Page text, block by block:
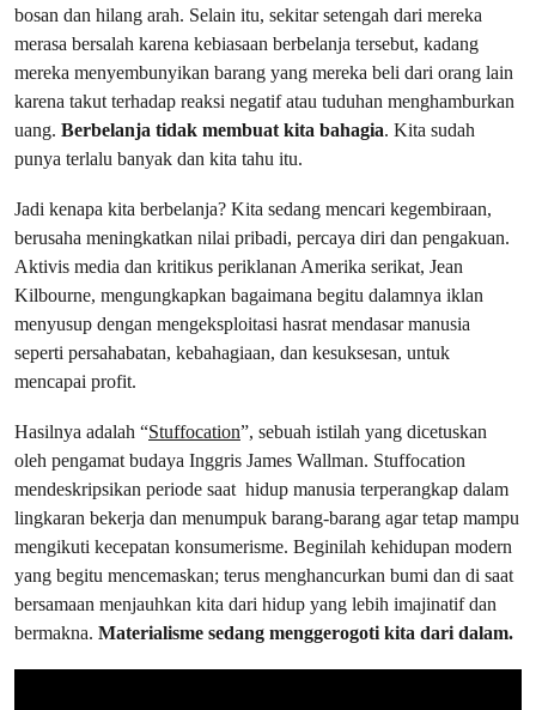
bosan dan hilang arah. Selain itu, sekitar setengah dari mereka
merasa bersalah karena kebiasaan berbelanja tersebut, kadang
mereka menyembunyikan barang yang mereka beli dari orang lain
karena takut terhadap reaksi negatif atau tuduhan menghamburkan
uang. Berbelanja tidak membuat kita bahagia. Kita sudah
punya terlalu banyak dan kita tahu itu.
Jadi kenapa kita berbelanja? Kita sedang mencari kegembiraan,
berusaha meningkatkan nilai pribadi, percaya diri dan pengakuan.
Aktivis media dan kritikus periklanan Amerika serikat, Jean
Kilbourne, mengungkapkan bagaimana begitu dalamnya iklan
menyusup dengan mengeksploitasi hasrat mendasar manusia
seperti persahabatan, kebahagiaan, dan kesuksesan, untuk
mencapai profit.
Hasilnya adalah “Stuffocation”, sebuah istilah yang dicetuskan
oleh pengamat budaya Inggris James Wallman. Stuffocation
mendeskripsikan periode saat hidup manusia terperangkap dalam
lingkaran bekerja dan menumpuk barang-barang agar tetap mampu
mengikuti kecepatan konsumerisme. Beginilah kehidupan modern
yang begitu mencemaskan; terus menghancurkan bumi dan di saat
bersamaan menjauhkan kita dari hidup yang lebih imajinatif dan
bermakna. Materialisme sedang menggerogoti kita dari dalam.